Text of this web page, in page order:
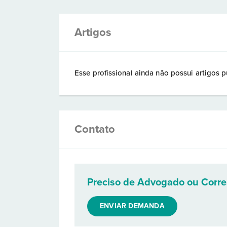
Artigos
Esse profissional ainda não possui artigos
Contato
Preciso de Advogado ou
ENVIAR DEMANDA